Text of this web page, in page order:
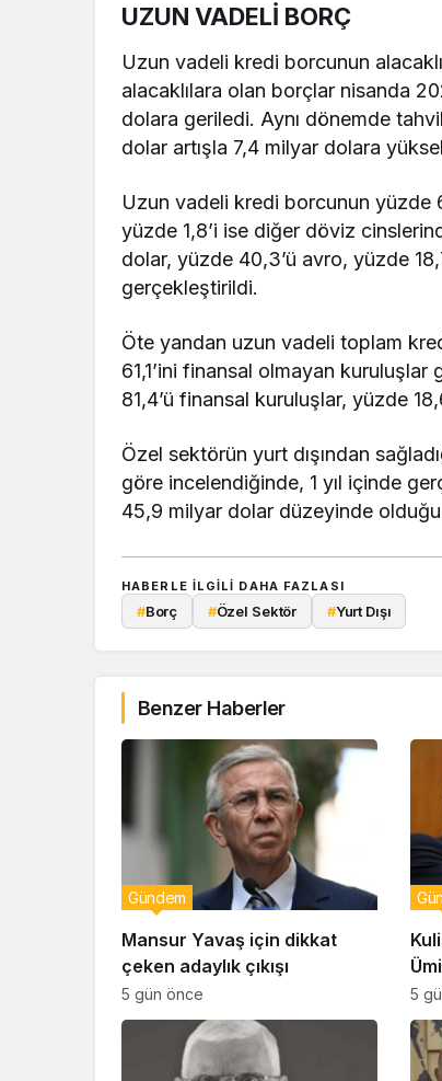
UZUN VADELİ BORÇ
Uzun vadeli kredi borcunun
alacaklılara olan borçlar nisanda
dolara geriledi. Aynı dönemde
dolar artışla 7,4 milyar dolara
Uzun vadeli kredi borcunun yüzde
yüzde 1,8’i ise diğer döviz
dolar, yüzde 40,3’ü avro, yüzde
gerçekleştirildi.
Öte yandan uzun vadeli toplam
61,1’ini finansal olmayan
81,4’ü finansal kuruluşlar, yüzde
Özel sektörün yurt dışından
göre incelendiğinde, 1 yıl içinde
45,9 milyar dolar düzeyinde olduğu
HABERLE ILGILI DAHA FAZLASI
#Borç #Özel Sektör #Yurt Dışı
Benzer Haberler
Mansur Yavaş için dikkat
çeken adaylık çıkışı
Gündem
5 gün önce 5